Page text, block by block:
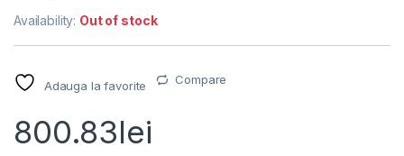
Availability: Out of stock
Adauga la favorite Compare
800.83lei